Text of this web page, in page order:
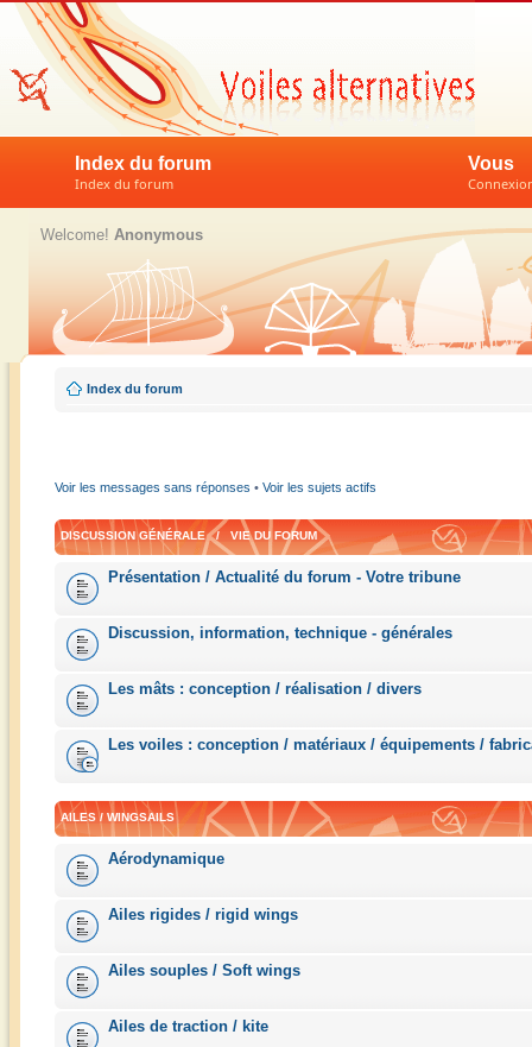
Index du forum
Index du forum
Vous
Welcome! Anonymous
Index du forum
Voir les messages sans réponses • Voir les sujets actifs
DISCUSSION GÉNÉRALE / VIE DU FORUM
Présentation / Actualité du forum - Votre tribune
Discussion, information, technique - générales
Les mâts : conception / réalisation / divers
Les voiles : conception / matériaux / équipements /
AILES / WINGSAILS
Aérodynamique
Ailes rigides / rigid wings
Ailes souples / Soft wings
Ailes de traction / kite